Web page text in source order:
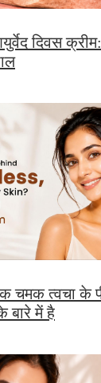
दिवस क्रीम:
चमक त्वचा के
बारे में है